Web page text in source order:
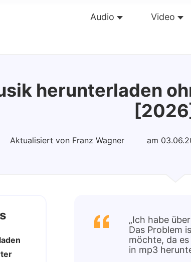
Audio Video
herunterladen
Aktualisiert von Franz Wagner am
„Ich habe
Das Problem
möchte, da
in mp3